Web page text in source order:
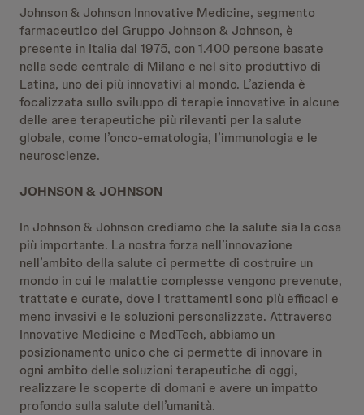
Johnson & Johnson Innovative Medicine, segmento
farmaceutico del Gruppo Johnson & Johnson, è
presente in Italia dal 1975, con 1.400 persone basate
nella sede centrale di Milano e nel sito produttivo di
Latina, uno dei più innovativi al mondo. L’azienda è
focalizzata sullo sviluppo di terapie innovative in alcune
delle aree terapeutiche più rilevanti per la salute
globale, come l’onco-ematologia, l’immunologia e le
neuroscienze.
JOHNSON & JOHNSON
In Johnson & Johnson crediamo che la salute sia la cosa
più importante. La nostra forza nell’innovazione
nell’ambito della salute ci permette di costruire un
mondo in cui le malattie complesse vengono prevenute,
trattate e curate, dove i trattamenti sono più efficaci e
meno invasivi e le soluzioni personalizzate. Attraverso
Innovative Medicine e MedTech, abbiamo un
posizionamento unico che ci permette di innovare in
ogni ambito delle soluzioni terapeutiche di oggi,
realizzare le scoperte di domani e avere un impatto
profondo sulla salute dell’umanità.